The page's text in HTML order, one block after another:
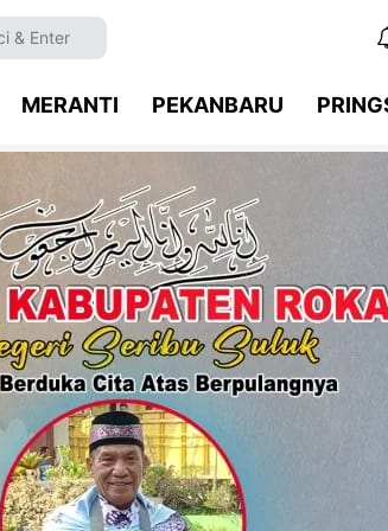
MERANTI PEKANBARU